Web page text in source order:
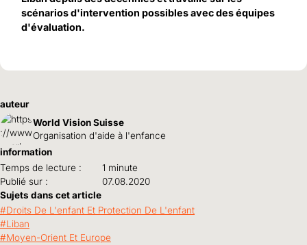
scénarios d'intervention possibles avec des équipes
d'évaluation.
auteur
World Vision Suisse
Organisation d'aide à l'enfance
information
Temps de lecture :
1 minute
Publié sur :
07.08.2020
Sujets dans cet article
Droits De L'enfant Et Protection De L'enfant
Liban
Moyen-Orient Et Europe